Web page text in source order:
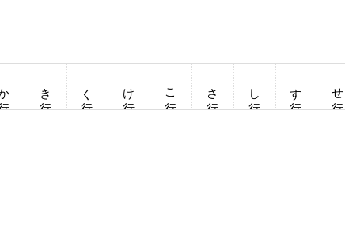
か行 き行 く行 け行 こ行 さ行 し行 す行 せ行